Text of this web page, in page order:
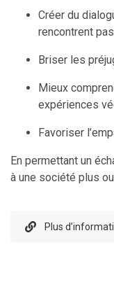
Créer du
rencontrent
Briser les
Mieux
expériences
Favoriser
En permettant un
à une société plus
Plus